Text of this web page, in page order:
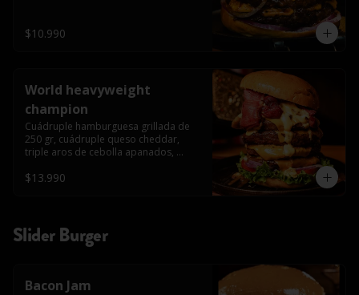
americanos todo esto bañado en la
mejor salsa jack daniels al mas puro
$10.990
World heavyweight
champion
Cuádruple hamburguesa grillada de
250 gr, cuádruple queso cheddar,
triple aros de cebolla apanados,
morada, pepinillo, chedar sause y los
$13.990
Slider Burger
Bacon Jam